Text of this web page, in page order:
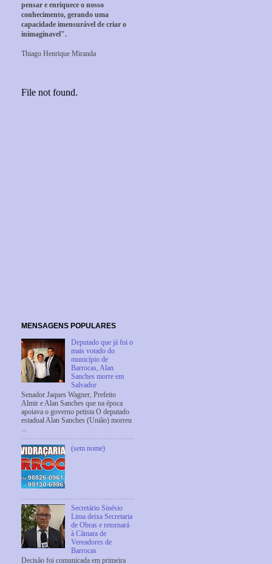
pensar e enriquece o nosso
conhecimento, gerando uma
capacidade imensurável de criar o
inimaginavel".
Thiago Henrique Miranda
MENSAGENS POPULARES
Deputado que já foi o
mais votado do
município de
Barrocas, Alan
Sanches morre em
Salvador
Senador Jaques Wagner, Prefeito
Almir e Alan Sanches que na época
apoiava o governo petista O deputado
estadual Alan Sanches (União) morreu
...
(sem nome)
Secretário Sinésio
Lima deixa Secretaria
de Obras e retornará
à Câmara de
Vereadores de
Barrocas
Decisão foi comunicada em primeira